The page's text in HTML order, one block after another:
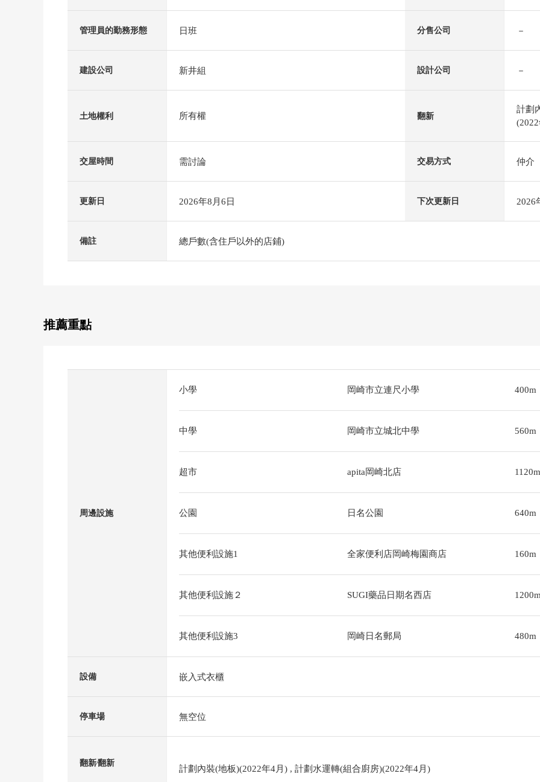
管理員的勤務形態 日班 分售公司 －
建設公司 新井組 設計公司 －
土地權利 所有權 翻新
計劃
交屋時間 需討論 交易方式 仲介
更新日 2026年8月6日 下次更新日 2026
備註 總戶數(含住戶以外的店鋪)
推薦重點
周邊設施
小學 岡崎市立連尺小學 400m
中學 岡崎市立城北中學 560m
超市 apita岡崎北店 1120m
公園 日名公園 640m
其他便利設施1 全家便利店岡崎梅園商店 160m
其他便利設施２ SUGI藥品日期名西店
其他便利設施3 岡崎日名郵局 480m
設備 嵌入式衣櫃
停車場 無空位
翻新⁄翻新
計劃內裝(地板)(2022年4月) , 計劃水運轉(組合廚房)(2022年4月)